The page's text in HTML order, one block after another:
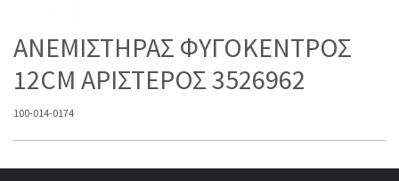
ΑΝΕΜΙΣΤΗΡΑΣ ΦΥΓΟΚΕΝΤΡΟΣ
12CM ΑΡΙΣΤΕΡΟΣ 3526962
100-014-0174